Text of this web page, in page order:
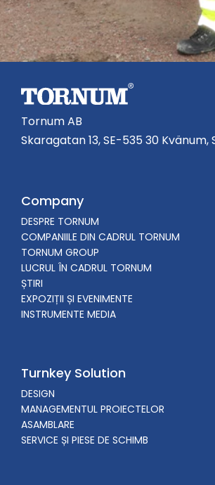
Tornum AB
Skaragatan 13, SE-535 30 Kvänum,
Company
DESPRE TORNUM
COMPANIILE DIN CADRUL TORNUM
TORNUM GROUP
LUCRUL ÎN CADRUL TORNUM
ȘTIRI
EXPOZIȚII ȘI EVENIMENTE
INSTRUMENTE MEDIA
Turnkey Solution
DESIGN
MANAGEMENTUL PROIECTELOR
ASAMBLARE
SERVICE ȘI PIESE DE SCHIMB